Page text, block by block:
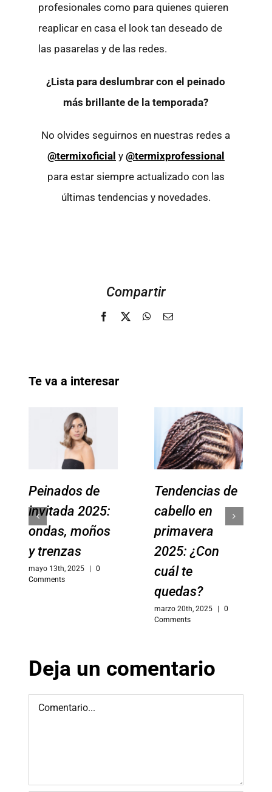
profesionales como para quienes quieren
reaplicar en casa el look tan deseado de
las pasarelas y de las redes.
¿Lista para deslumbrar con el peinado
más brillante de la temporada?
No olvides seguirnos en nuestras redes a
@termixoficial y @termixprofessional
para estar siempre actualizado con las
últimas tendencias y novedades.
Compartir
Facebook
X WhatsApp
Email
Te va a interesar
Peinados de
invitada 2025:
ondas, moños
y trenzas
mayo 13th, 2025
0
Comments
Tendencias de
cabello en
primavera
2025: ¿Con
cuál te
quedas?
marzo 20th, 2025
0
Comments
Deja un comentario
Comment